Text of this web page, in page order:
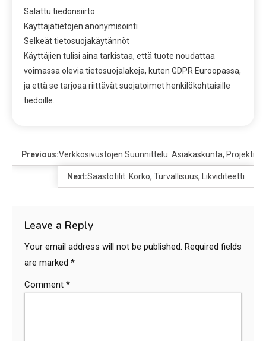
Salattu tiedonsiirto
Käyttäjätietojen anonymisointi
Selkeät tietosuojakäytännöt
Käyttäjien tulisi aina tarkistaa, että tuote noudattaa
voimassa olevia tietosuojalakeja, kuten GDPR Euroopassa,
ja että se tarjoaa riittävät suojatoimet henkilökohtaisille
tiedoille.
Previous:Verkkosivustojen Suunnittelu: Asiakaskunta, Projektit,
Next:Säästötilit: Korko, Turvallisuus, Likviditeetti
Leave a Reply
Your email address will not be published. Required fields
are marked *
Comment *